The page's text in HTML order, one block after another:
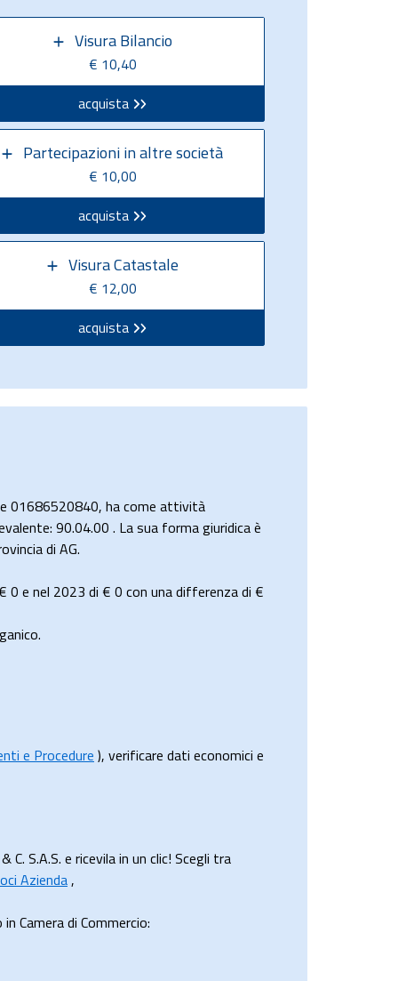
Visura Bilancio
€ 10,40
acquista
Partecipazioni in altre società
€ 10,00
acquista
Visura Catastale
€ 12,00
acquista
01686520840, ha come attività
90.04.00 . La sua forma giuridica è
di AG.
0 e nel 2023 di € 0 con una differenza di €
e Procedure ), verificare dati economici e
S.A.S. e ricevila in un clic! Scegli tra
Azienda,
Camera di Commercio: